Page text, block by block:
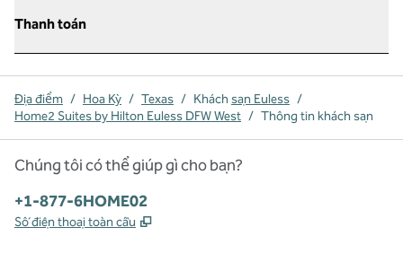
Thanh toán
Địa điểm / Hoa Kỳ / Texas / Khách sạn Euless /
Home2 Suites by Hilton Euless DFW West / Thông tin khách sạn
Chúng tôi có thể giúp gì cho bạn?
Điện thoại:
+1-877-6HOME02
Số điện thoại toàn cầu ,